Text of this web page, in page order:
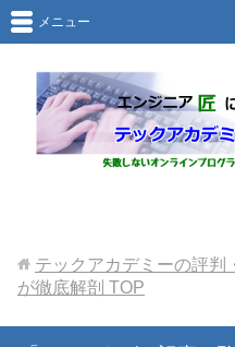
メニュー
テックアカデミーの評判
が徹底解剖 TOP